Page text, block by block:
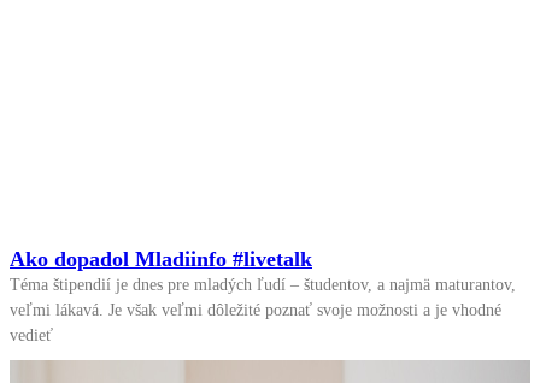
Ako dopadol Mladiinfo #livetalk
Téma štipendií je dnes pre mladých ľudí – študentov, a najmä maturantov,
veľmi lákavá. Je však veľmi dôležité poznať svoje možnosti a je vhodné
vedieť